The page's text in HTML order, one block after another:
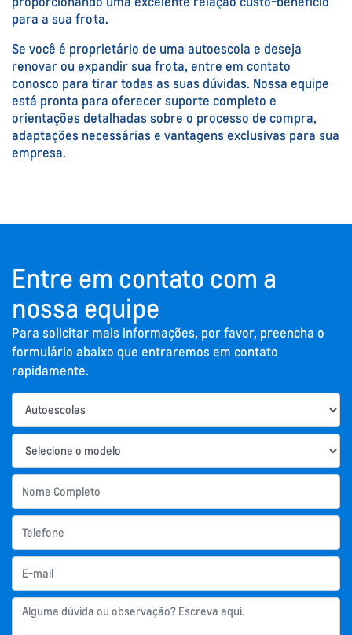
para a sua frota.
Se você é proprietário de uma autoescola e deseja
renovar ou expandir sua frota, entre em contato
conosco para tirar todas as suas dúvidas. Nossa equipe
está pronta para oferecer suporte completo e
orientações detalhadas sobre o processo de compra,
adaptações necessárias e vantagens exclusivas para sua
empresa.
Entre em contato com a
nossa equipe
Para solicitar mais informações, por favor, preencha o
formulário abaixo que entraremos em contato
rapidamente.